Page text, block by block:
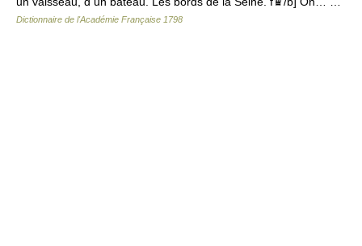
Dictionnaire de l'Académie Française 1798